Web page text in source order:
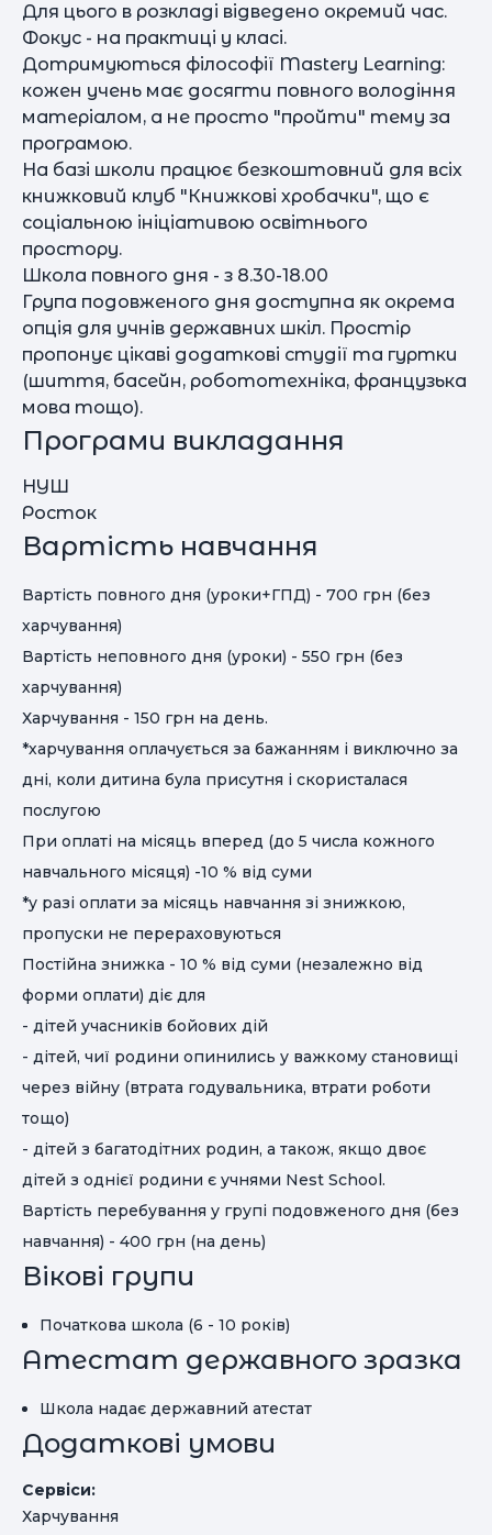
Для цього в розкладі відведено окремий час.
Фокус - на практиці у класі.
Дотримуються філософії Mastery Learning:
кожен учень має досягти повного володіння
матеріалом, а не просто "пройти" тему за
програмою.
На базі школи працює безкоштовний для всіх
книжковий клуб "Книжкові хробачки", що є
соціальною ініціативою освітнього
простору.
Школа повного дня - з 8.30-18.00
Група подовженого дня доступна як окрема
опція для учнів державних шкіл. Простір
пропонує цікаві додаткові студії та гуртки
(шиття, басейн, робототехніка, французька
мова тощо).
Програми викладання
НУШ
Росток
Вартість навчання
Вартість повного дня (уроки+ГПД) - 700 грн (без
харчування)
Вартість неповного дня (уроки) - 550 грн (без
харчування)
Харчування - 150 грн на день.
*харчування оплачується за бажанням і виключно за
дні, коли дитина була присутня і скористалася
послугою
При оплаті на місяць вперед (до 5 числа кожного
навчального місяця) -10 % від суми
*у разі оплати за місяць навчання зі знижкою,
пропуски не перераховуються
Постійна знижка - 10 % від суми (незалежно від
форми оплати) діє для
- дітей учасників бойових дій
- дітей, чиї родини опинились у важкому становищі
через війну (втрата годувальника, втрати роботи
тощо)
- дітей з багатодітних родин, а також, якщо двоє
дітей з однієї родини є учнями Nest School.
Вартість перебування у групі подовженого дня (без
навчання) - 400 грн (на день)
Вікові групи
Початкова школа (6 - 10 років)
Атестат державного зразка
Школа надає державний атестат
Додаткові умови
Сервіси:
Харчування